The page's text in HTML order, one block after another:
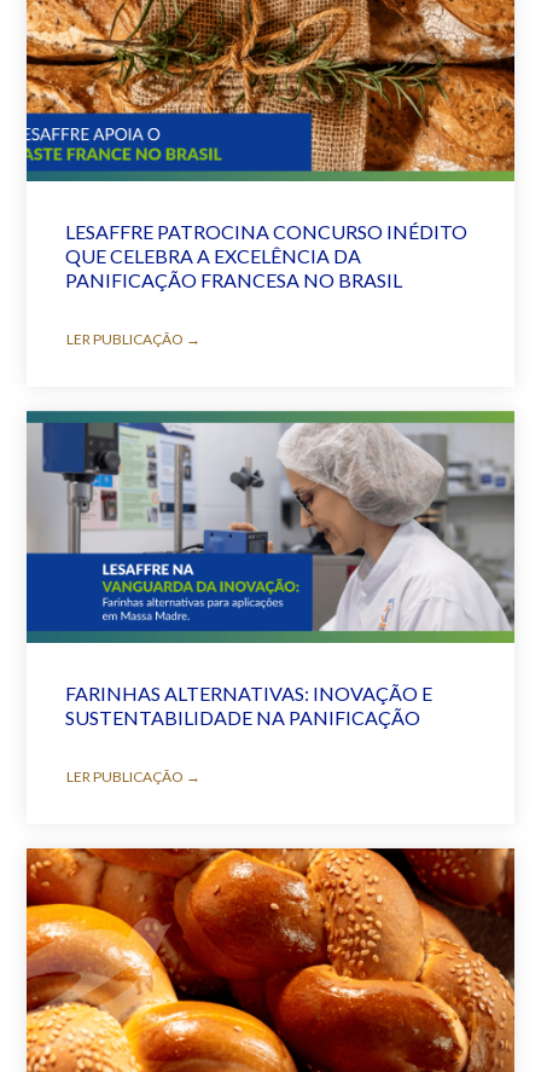
LESAFFRE PATROCINA CONCURSO INÉDITO
QUE CELEBRA A EXCELÊNCIA DA
PANIFICAÇÃO FRANCESA NO BRASIL
LER PUBLICAÇÃO →
FARINHAS ALTERNATIVAS: INOVAÇÃO E
SUSTENTABILIDADE NA PANIFICAÇÃO
LER PUBLICAÇÃO →